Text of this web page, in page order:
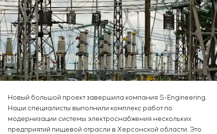
Сервисное обслуживание
Управление проектами
Аутсорсинг
Консалтинговые услуги
Индивидуальная разработка и испытания
щитового оборудования
Разработка математических моделей объектов
Разработка специальных алгоритмов
Разработка систем управления
Энергоаудит
Химическая промышленность
Цементная промышленность
Simoprime
Вакансии
Стажировка
Ветеранам
КОНТАКТЫ
Новый большой проект завершила компания S-Engineering.
Наши специалисты выполнили комплекс работ по
модернизации системы электроснабжения нескольких
предприятий пищевой отрасли в Херсонской области. Это